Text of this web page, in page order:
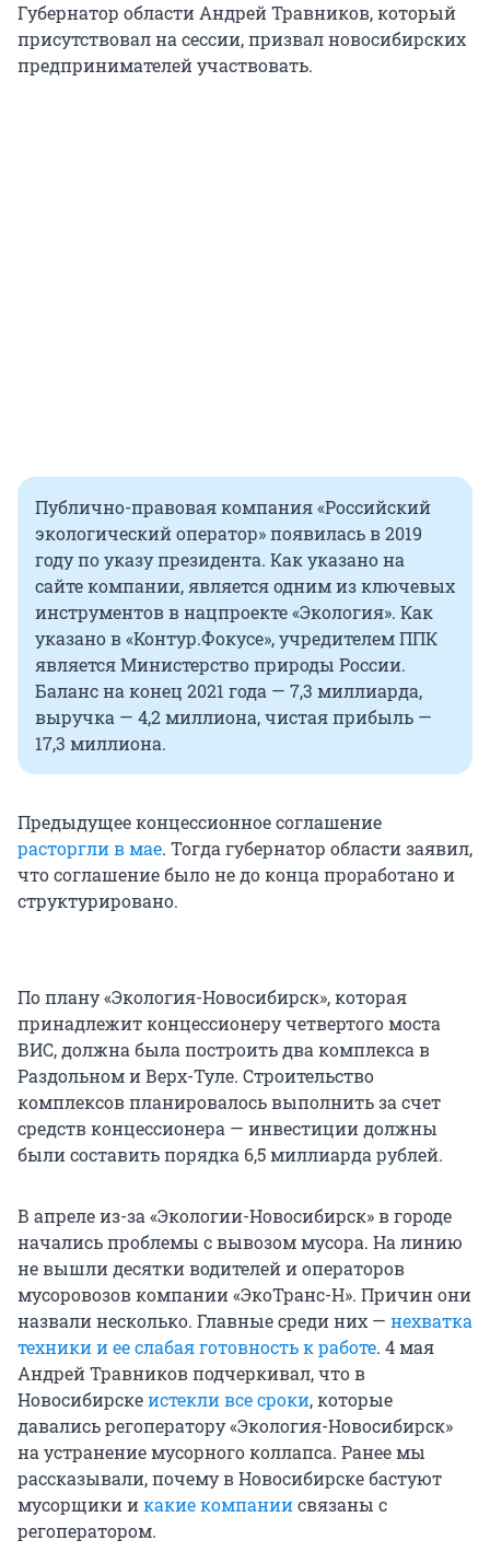
Губернатор области Андрей Травников, который
присутствовал на сессии, призвал новосибирских
предпринимателей участвовать.
Публично-правовая компания «Российский
экологический оператор» появилась в 2019
году по указу президента. Как указано на
сайте компании, является одним из ключевых
инструментов в нацпроекте «Экология». Как
указано в «Контур.Фокусе», учредителем ППК
является Министерство природы России.
Баланс на конец 2021 года — 7,3 миллиарда,
выручка — 4,2 миллиона, чистая прибыль —
17,3 миллиона.
Предыдущее концессионное соглашение
расторгли в мае. Тогда губернатор области заявил,
что соглашение было не до конца проработано и
структурировано.
По плану «Экология-Новосибирск», которая
принадлежит концессионеру четвертого моста
ВИС, должна была построить два комплекса в
Раздольном и Верх-Туле. Строительство
комплексов планировалось выполнить за счет
средств концессионера — инвестиции должны
были составить порядка 6,5 миллиарда рублей.
В апреле из-за «Экологии-Новосибирск» в городе
начались проблемы с вывозом мусора. На линию
не вышли десятки водителей и операторов
мусоровозов компании «ЭкоТранс-Н». Причин они
назвали несколько. Главные среди них — нехватка
техники и ее слабая готовность к работе. 4 мая
Андрей Травников подчеркивал, что в
Новосибирскеистекли все сроки, которые
давались регоператору «Экология-Новосибирск»
на устранение мусорного коллапса. Ранее мы
рассказывали, почему в Новосибирске бастуют
мусорщики икакие компаниисвязаны с
регоператором.